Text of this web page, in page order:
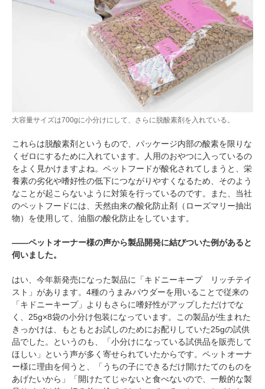
大容量サイズは700gに小分けにして、さらに脱酸素剤を入れている。
これらは脱酸素剤というもので、パッケージ内部の酸素を限りな
くゼロにするために入れています。人用のおやつに入っているの
をよく見かけますよね。ペットフードが酸化されてしまうと、栄
養素の劣化や嗜好性の低下につながりやすくなるため、そのよう
なことが起こらないように対策を行っているのです。また、当社
のペットフードには、天然由来の酸化防止剤（ローズマリー抽出
物）を使用して、油脂の酸化防止をしています。
――ペットオーナー様の声から製品開発に結びついた例があると
伺いました。
はい、今年新発売になった製品に「キドニーキープ リッチテイ
スト」があります。4種のうまみパウダーを用いることで従来の
「キドニーキープ」よりもさらに嗜好性がアップしただけでな
く、25g×8袋の小分け包装になっています。この製品が生まれた
きっかけは、もともとお試しのためにお配りしていた25gの試供
品でした。というのも、「小分けになっている試供品を販売して
ほしい」という声が多く寄せられていたからです。ペットオーナ
ー様に理由を伺うと、「うちの子にできるだけ開けたてのものを
あげたいから」「開けたてじゃないと食べないので、一般的な製
閉じる
PECOアプリをダウンロード済みの方
アプリで開く